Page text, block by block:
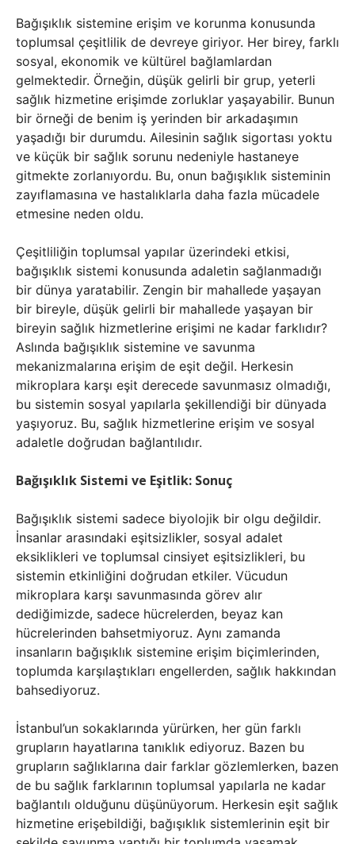
Bağışıklık sistemine erişim ve korunma konusunda
toplumsal çeşitlilik de devreye giriyor. Her birey, farklı
sosyal, ekonomik ve kültürel bağlamlardan
gelmektedir. Örneğin, düşük gelirli bir grup, yeterli
sağlık hizmetine erişimde zorluklar yaşayabilir. Bunun
bir örneği de benim iş yerinden bir arkadaşımın
yaşadığı bir durumdu. Ailesinin sağlık sigortası yoktu
ve küçük bir sağlık sorunu nedeniyle hastaneye
gitmekte zorlanıyordu. Bu, onun bağışıklık sisteminin
zayıflamasına ve hastalıklarla daha fazla mücadele
etmesine neden oldu.
Çeşitliliğin toplumsal yapılar üzerindeki etkisi,
bağışıklık sistemi konusunda adaletin sağlanmadığı
bir dünya yaratabilir. Zengin bir mahallede yaşayan
bir bireyle, düşük gelirli bir mahallede yaşayan bir
bireyin sağlık hizmetlerine erişimi ne kadar farklıdır?
Aslında bağışıklık sistemine ve savunma
mekanizmalarına erişim de eşit değil. Herkesin
mikroplara karşı eşit derecede savunmasız olmadığı,
bu sistemin sosyal yapılarla şekillendiği bir dünyada
yaşıyoruz. Bu, sağlık hizmetlerine erişim ve sosyal
adaletle doğrudan bağlantılıdır.
Bağışıklık Sistemi ve Eşitlik: Sonuç
Bağışıklık sistemi sadece biyolojik bir olgu değildir.
İnsanlar arasındaki eşitsizlikler, sosyal adalet
eksiklikleri ve toplumsal cinsiyet eşitsizlikleri, bu
sistemin etkinliğini doğrudan etkiler. Vücudun
mikroplara karşı savunmasında görev alır
dediğimizde, sadece hücrelerden, beyaz kan
hücrelerinden bahsetmiyoruz. Aynı zamanda
insanların bağışıklık sistemine erişim biçimlerinden,
toplumda karşılaştıkları engellerden, sağlık hakkından
bahsediyoruz.
İstanbul’un sokaklarında yürürken, her gün farklı
grupların hayatlarına tanıklık ediyoruz. Bazen bu
grupların sağlıklarına dair farklar gözlemlerken, bazen
de bu sağlık farklarının toplumsal yapılarla ne kadar
bağlantılı olduğunu düşünüyorum. Herkesin eşit sağlık
hizmetine erişebildiği, bağışıklık sistemlerinin eşit bir